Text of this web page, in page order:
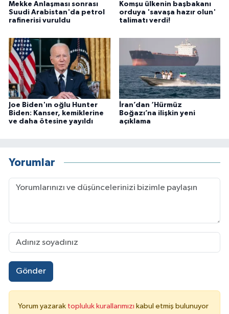
Mekke Anlaşması sonrası
Suudi Arabistan'da petrol
rafinerisi vuruldu
Komşu ülkenin başbakanı
orduya 'savaşa hazır olun'
talimatı verdi!
Joe Biden'ın oğlu Hunter
Biden: Kanser, kemiklerine
ve daha ötesine yayıldı
İran’dan ‘Hürmüz
Boğazı’na ilişkin yeni
açıklama
Yorumlar
Gönder
Yorum yazarak topluluk kurallarımızı kabul etmiş bulunuyor